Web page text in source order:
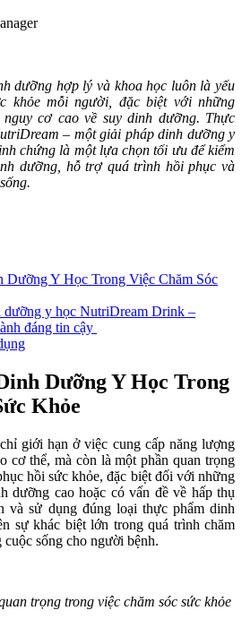
dưỡng hợp lý và khoa học luôn là yếu
khỏe mỗi người, đặc biệt với những
cơ cao về suy dinh dưỡng. Thực
– một giải pháp dinh dưỡng y
chứng là một lựa chọn tối ưu để kiểm
dưỡng, hỗ trợ quá trình hồi phục và
Dưỡng Y Học Trong Việc Chăm Sóc
y học NutriDream Drink –
đáng tin cậy
Dưỡng Y Học Trong
Khỏe
giới hạn ở việc cung cấp năng lượng
cơ thể, mà còn là một phần quan trọng
hồi sức khỏe, đặc biệt đối với những
dưỡng cao hoặc có vấn đề về hấp thụ
và sử dụng đúng loại thực phẩm dinh
sự khác biệt lớn trong quá trình chăm
sống cho người bệnh.
trọng trong việc chăm sóc sức khỏe